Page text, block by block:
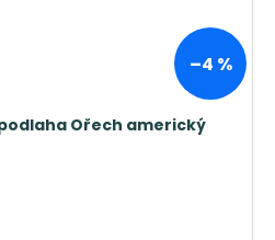
–4 %
Ořech americký